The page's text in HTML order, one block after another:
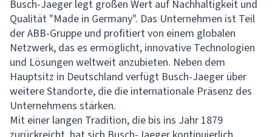
Busch-Jaeger legt großen Wert auf Nachhaltigkeit und
Qualität "Made in Germany". Das Unternehmen ist Teil
der ABB-Gruppe und profitiert von einem globalen
Netzwerk, das es ermöglicht, innovative Technologien
und Lösungen weltweit anzubieten. Neben dem
Hauptsitz in Deutschland verfügt Busch-Jaeger über
weitere Standorte, die die internationale Präsenz des
Unternehmens stärken.
Mit einer langen Tradition, die bis ins Jahr 1879